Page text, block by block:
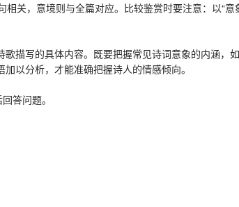
，意境则与全篇对应。比较鉴赏时要注意：以“意
写的具体内容。既要把握常见诗词意象的内涵，
分析，才能准确把握诗人的情感倾向。
答问题。